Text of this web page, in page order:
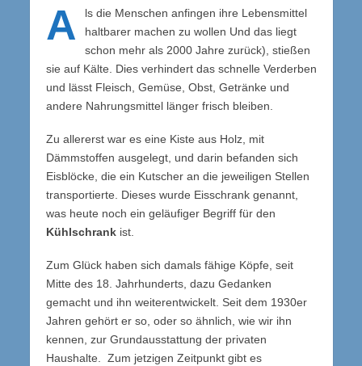
A
ls die Menschen anfingen ihre Lebensmittel
haltbarer machen zu wollen Und das liegt
schon mehr als 2000 Jahre zurück), stießen
sie auf Kälte. Dies verhindert das schnelle Verderben
und lässt Fleisch, Gemüse, Obst, Getränke und
andere Nahrungsmittel länger frisch bleiben.
Zu allererst war es eine Kiste aus Holz, mit
Dämmstoffen ausgelegt, und darin befanden sich
Eisblöcke, die ein Kutscher an die jeweiligen Stellen
transportierte. Dieses wurde Eisschrank genannt,
was heute noch ein geläufiger Begriff für den
Kühlschrankist.
Zum Glück haben sich damals fähige Köpfe, seit
Mitte des 18. Jahrhunderts, dazu Gedanken
gemacht und ihn weiterentwickelt. Seit dem 1930er
Jahren gehört er so, oder so ähnlich, wie wir ihn
kennen, zur Grundausstattung der privaten
Haushalte. Zum jetzigen Zeitpunkt gibt es